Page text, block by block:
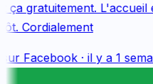
gratuitement. L'accueil
Cordialement
Facebook· il y a 1